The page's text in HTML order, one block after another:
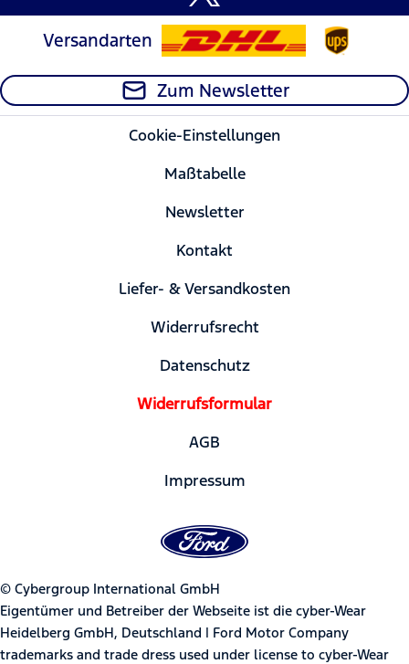
Versandarten
Zum Newsletter
Cookie-Einstellungen
Maßtabelle
Newsletter
Kontakt
Liefer- & Versandkosten
Widerrufsrecht
Datenschutz
Widerrufsformular
AGB
Impressum
© Cybergroup International GmbH
Eigentümer und Betreiber der Webseite ist die cyber-Wear
Heidelberg GmbH, Deutschland | Ford Motor Company
trademarks and trade dress used under license to cyber-Wear